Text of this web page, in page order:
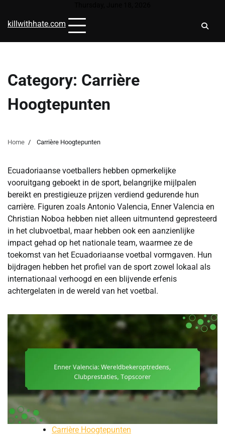
content
killwithhate.com
Category: Carrière
Hoogtepunten
Home Carrière Hoogtepunten
Ecuadoriaanse voetballers hebben opmerkelijke
vooruitgang geboekt in de sport, belangrijke mijlpalen
bereikt en prestigieuze prijzen verdiend gedurende hun
carrière. Figuren zoals Antonio Valencia, Enner Valencia en
Christian Noboa hebben niet alleen uitmuntend gepresteerd
in het clubvoetbal, maar hebben ook een aanzienlijke
impact gehad op het nationale team, waarmee ze de
toekomst van het Ecuadoriaanse voetbal vormgaven. Hun
bijdragen hebben het profiel van de sport zowel lokaal als
internationaal verhoogd en een blijvende erfenis
achtergelaten in de wereld van het voetbal.
Carrière Hoogtepunten